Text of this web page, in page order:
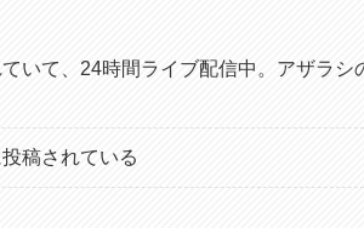
いて、24時間ライブ配信中。アザラシ
稿されている